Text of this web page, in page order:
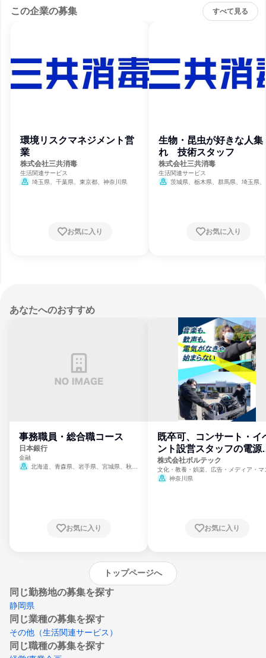
この企業の募集 すべて見る
環境リスクマネジメント営
業
株式会社三共消毒
生活関連サービス
埼玉県、千葉県、東京都、神奈川県
お気に入り
生物・昆虫が好きな人集
れ 技術スタッフ
株式会社三共消毒
生活関連サービス
茨城県、栃木県、群馬県、埼玉県
お気に入り
あなたへのおすすめ
事務職員・総合職コース
日本銀行
金融
北海道、青森県、岩手県、宮城県、秋田
崎県、熊本県、大分県、宮崎県、鹿児島県、
お気に入り
既卒可、コンサート・イ
ント設営スタッフの電源
門
株式会社ボルテック
文化・教養・娯楽、広告・メディア・マ
ミ、電力・ガス・水道・エネルギー
神奈川県
お気に入り
トップページへ
同じ勤務地の募集を探す
静岡県
同じ業種の募集を探す
その他（生活関連サービス）
同じ職種の募集を探す